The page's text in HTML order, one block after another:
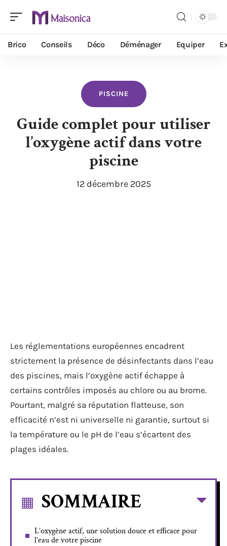
Brico Conseils Déco Déménager Equiper
PISCINE
Guide complet pour utiliser
l’oxygène actif dans votre
piscine
12 décembre 2025
Les réglementations européennes encadrent
strictement la présence de désinfectants dans l’eau
des piscines, mais l’oxygène actif échappe à
certains contrôles imposés au chlore ou au brome.
Pourtant, malgré sa réputation flatteuse, son
efficacité n’est ni universelle ni garantie, surtout si
la température ou le pH de l’eau s’écartent des
plages idéales.
SOMMAIRE
L’oxygène actif, une solution douce et efficace pour
l’eau de votre piscine